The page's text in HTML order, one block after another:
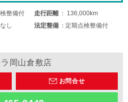
整備付 走行距離
136,000km
なし 法定整備
定期点検整備付
岡山倉敷店
お問合せ